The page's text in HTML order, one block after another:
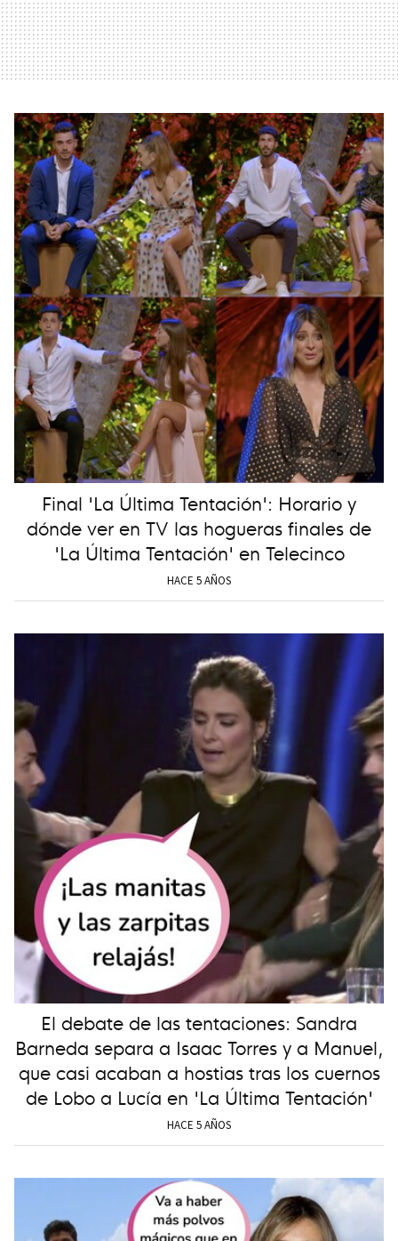
Final 'La Última Tentación': Horario y
dónde ver en TV las hogueras finales de
'La Última Tentación' en Telecinco
HACE 5 AÑOS
El debate de las tentaciones: Sandra
Barneda separa a Isaac Torres y a Manuel,
que casi acaban a hostias tras los cuernos
de Lobo a Lucía en 'La Última Tentación'
HACE 5 AÑOS